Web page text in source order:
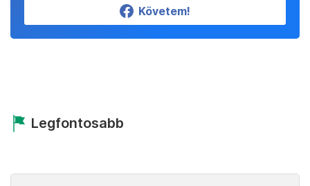
Követem!
Legfontosabb